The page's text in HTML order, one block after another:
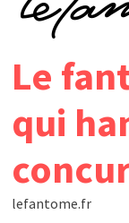
Le
qui
lefantome.fr